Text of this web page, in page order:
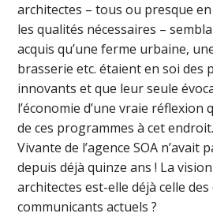
architectes – tous ou presque
les qualités nécessaires –
acquis qu’une ferme urbaine,
brasserie etc. étaient en soi des
innovants et que leur seule
l’économie d’une vraie réflexion
de ces programmes à cet
Vivante de l’agence SOA n’avait
depuis déjà quinze ans ! La
architectes est-elle déjà celle des
communicants actuels ?